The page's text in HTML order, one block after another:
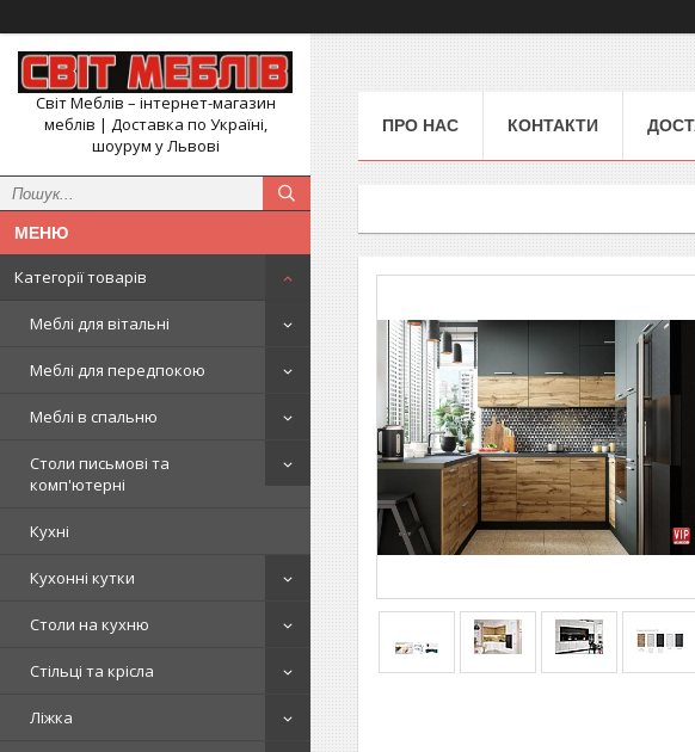
Світ Меблів – інтернет-магазин
меблів | Доставка по Україні,
шоурум у Львові
Категорії товарів
Меблі для вітальні
Меблі для передпокою
Меблі в спальню
Столи письмові та
комп'ютерні
Кухні
Кухонні кутки
Столи на кухню
Стільці та крісла
Ліжка
ПРО НАС КОНТАКТИ